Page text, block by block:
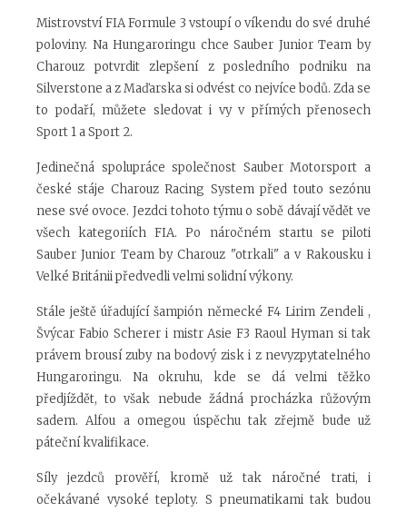
Mistrovství FIA Formule 3 vstoupí o víkendu do své druhé
poloviny. Na Hungaroringu chce Sauber Junior Team by
Charouz potvrdit zlepšení z posledního podniku na
Silverstone a z Maďarska si odvést co nejvíce bodů. Zda se
to podaří, můžete sledovat i vy v přímých přenosech
Sport 1 a Sport 2.
Jedinečná spolupráce společnost Sauber Motorsport a
české stáje Charouz Racing System před touto sezónu
nese své ovoce. Jezdci tohoto týmu o sobě dávají vědět ve
všech kategoriích FIA. Po náročném startu se piloti
Sauber Junior Team by Charouz "otrkali" a v Rakousku i
Velké Británii předvedli velmi solidní výkony.
Stále ještě úřadující šampión německé F4 Lirim Zendeli ,
Švýcar Fabio Scherer i mistr Asie F3 Raoul Hyman si tak
právem brousí zuby na bodový zisk i z nevyzpytatelného
Hungaroringu. Na okruhu, kde se dá velmi těžko
předjíždět, to však nebude žádná procházka růžovým
sadem. Alfou a omegou úspěchu tak zřejmě bude už
páteční kvalifikace.
Síly jezdců prověří, kromě už tak náročné trati, i
očekávané vysoké teploty. S pneumatikami tak budou